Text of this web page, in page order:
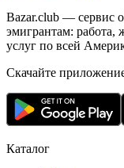
Bazar.club —
эмигрантам: работа,
услуг по всей
Скачайте
Каталог